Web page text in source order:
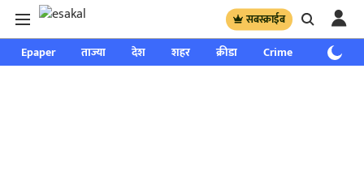
सबस्क्राईब
Epaper ताज्या देश शहर क्रीडा Crime साप्ताहिक